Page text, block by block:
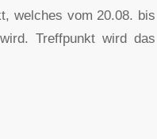
welches vom 20.08. bis
Treffpunkt wird das